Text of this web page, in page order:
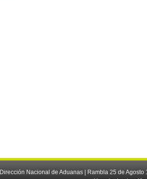
Dirección Nacional de Aduanas | Rambla 25 de